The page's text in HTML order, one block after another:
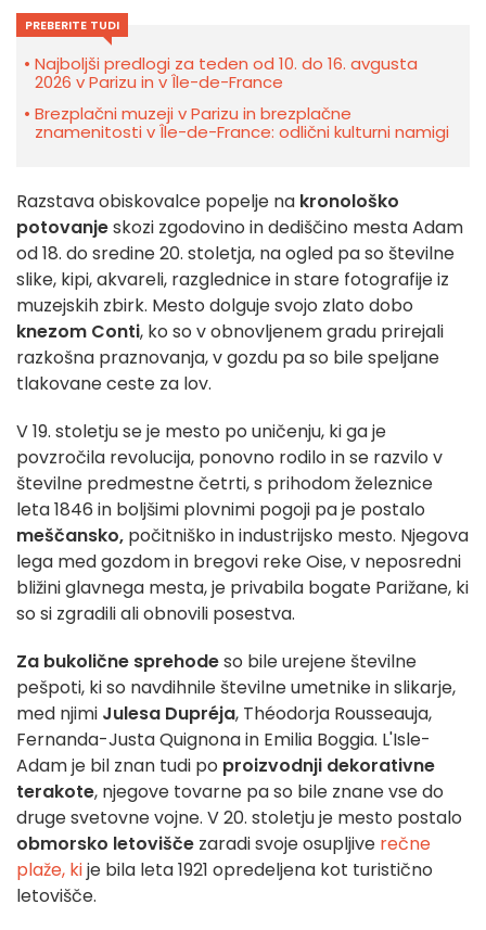
PREBERITE TUDI
Najboljši predlogi za teden od 10. do 16. avgusta
2026 v Parizu in v Île-de-France
Brezplačni muzeji v Parizu in brezplačne
znamenitosti v Île-de-France: odlični kulturni namigi
Razstava obiskovalce popelje na kronološko
potovanjeskozi zgodovino in dediščino mesta Adam
od 18. do sredine 20. stoletja, na ogled pa so številne
slike, kipi, akvareli, razglednice in stare fotografije iz
muzejskih zbirk. Mesto dolguje svojo zlato dobo
knezom Conti, ko so v obnovljenem gradu prirejali
razkošna praznovanja, v gozdu pa so bile speljane
tlakovane ceste za lov.
V 19. stoletju se je mesto po uničenju, ki ga je
povzročila revolucija, ponovno rodilo in se razvilo v
številne predmestne četrti, s prihodom železnice
leta 1846 in boljšimi plovnimi pogoji pa je postalo
meščansko, počitniško in industrijsko mesto. Njegova
lega med gozdom in bregovi reke Oise, v neposredni
bližini glavnega mesta, je privabila bogate Parižane, ki
so si zgradili ali obnovili posestva.
Za bukolične sprehodeso bile urejene številne
pešpoti, ki so navdihnile številne umetnike in slikarje,
med njimi Julesa Dupréja, Théodorja Rousseauja,
Fernanda-Justa Quignona in Emilia Boggia. L'Isle-
Adam je bil znan tudi po proizvodnji dekorativne
terakote, njegove tovarne pa so bile znane vse do
druge svetovne vojne. V 20. stoletju je mesto postalo
obmorsko letovišče zaradi svoje osupljive rečne
plaže, kije bila leta 1921 opredeljena kot turistično
letovišče.